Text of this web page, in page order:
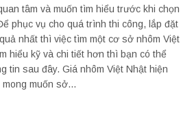
tâm và muốn tìm hiểu trước khi chọn
phục vụ cho quá trình thi công, lắp đặt
nhất thì việc tìm một cơ sở nhôm Việt
hiểu kỹ và chi tiết hơn thì bạn có thể
tin sau đây. Giá nhôm Việt Nhật hiện
muốn sở...